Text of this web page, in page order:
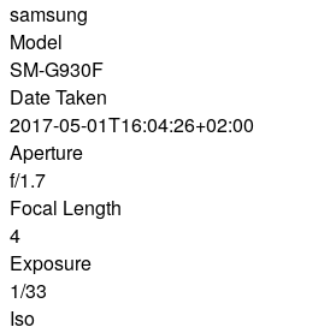
samsung
Model
SM-G930F
Date Taken
2017-05-01T16:04:26+02:00
Aperture
f/1.7
Focal Length
4
Exposure
1/33
Iso